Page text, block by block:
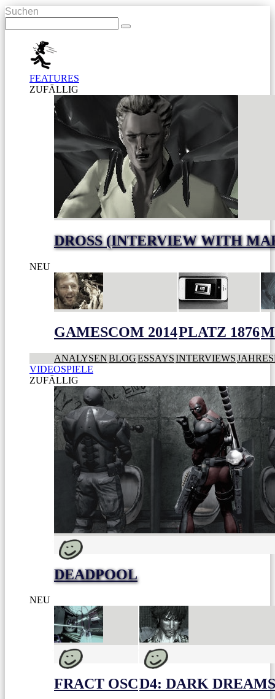
Suchen
FEATURES
ZUFÄLLIG
DROSS (INTERVIEW WITH
NEU
GAMESCOM 2014PLATZ 1876
ANALYSENBLOGESSAYSINTERVIEWS
VIDEOSPIELE
ZUFÄLLIG
DEADPOOL
NEU
FRACT OSCD4: DARK